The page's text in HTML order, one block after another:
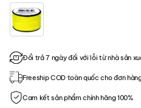
Đổi trả 7 ngày đối với lỗi từ nhà sản
Freeship COD toàn quốc cho đơn
Cam kết sản phẩm chính hãng 100%